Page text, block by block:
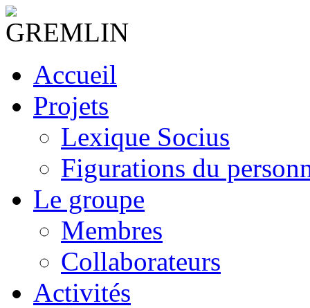
Accueil
Projets
Lexique Socius
Figurations du
Le groupe
Membres
Collaborateurs
Activités